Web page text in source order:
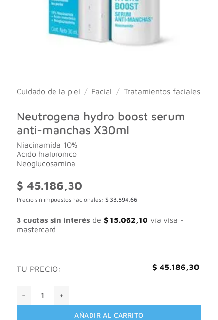
Cuidado de la piel / Facial / Tratamientos faciales
Neutrogena hydro boost serum
anti-manchas X30ml
Niacinamida 10%
Acido hialuronico
Neoglucosamina
$ 45.186,30
Precio sin impuestos nacionales: $ 33.594,66
3 cuotas sin interés de $15.062,10 vía visa -
mastercard
TU PRECIO: $ 45.186,30
AÑADIR AL CARRITO